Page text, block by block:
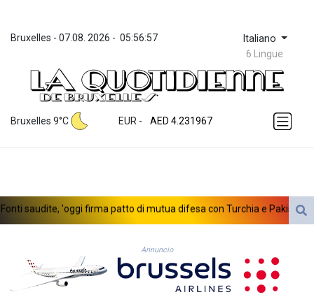
Bruxelles - 07.08. 2026 - 05:56:57 Italiano
6 Lingue
Bruxelles 9°C EUR -
ZWL 371.052996
AED 4.231967
AFN 75.483595
ARS 1727.972826
AUD 1.638476
AZN 1.960615
BAM 1.952344
BBD 2.320382
BDT 142.607535
saudite, 'oggi firma patto di mutua difesa con Turchia e Pakistan'
Annuncio